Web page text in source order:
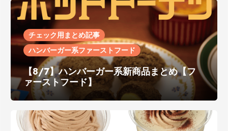
チェック用まとめ記事
ハンバーガー系ファーストフード
【8/7】ハンバーガー系新商品まとめ【フ
ァーストフード】